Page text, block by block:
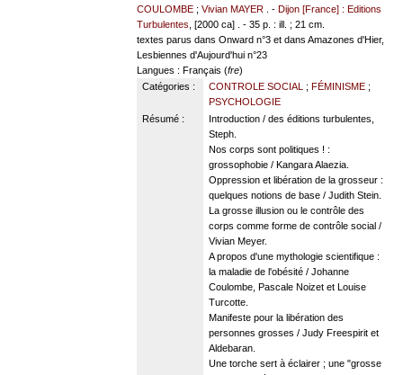
COULOMBE ;Vivian MAYER . -Dijon [France] : Editions
Turbulentes , [2000 ca] . - 35 p. : ill. ; 21 cm.
textes parus dans Onward n°3 et dans Amazones d'Hier,
Lesbiennes d'Aujourd'hui n°23
Langues : Français (fre)
Catégories :
CONTROLE SOCIAL ; FÉMINISME;
PSYCHOLOGIE
Résumé :
Introduction / des éditions turbulentes,
Steph.
Nos corps sont politiques ! :
grossophobie / Kangara Alaezia.
Oppression et libération de la grosseur :
quelques notions de base / Judith Stein.
La grosse illusion ou le contrôle des
corps comme forme de contrôle social /
Vivian Meyer.
A propos d'une mythologie scientifique :
la maladie de l'obésité / Johanne
Coulombe, Pascale Noizet et Louise
Turcotte.
Manifeste pour la libération des
personnes grosses / Judy Freespirit et
Aldebaran.
Une torche sert à éclairer ; une "grosse